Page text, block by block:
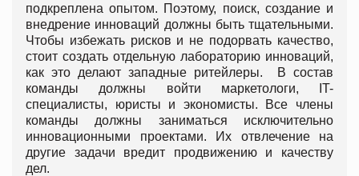
подкреплена опытом. Поэтому, поиск, создание и
внедрение инноваций должны быть тщательными.
Чтобы избежать рисков и не подорвать качество,
стоит создать отдельную лабораторию инноваций,
как это делают западные ритейлеры. В состав
команды должны войти маркетологи, IT-
специалисты, юристы и экономисты. Все члены
команды должны заниматься исключительно
инновационными проектами. Их отвлечение на
другие задачи вредит продвижению и качеству
дел.